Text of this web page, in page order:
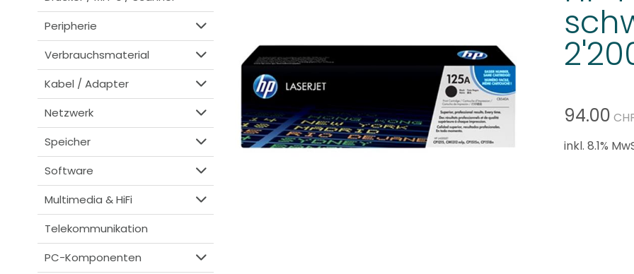
Peripherie
Verbrauchsmaterial
Kabel / Adapter
Netzwerk
Speicher
Software
Multimedia & HiFi
Telekommunikation
PC-Komponenten
94.00
inkl. 8.1%